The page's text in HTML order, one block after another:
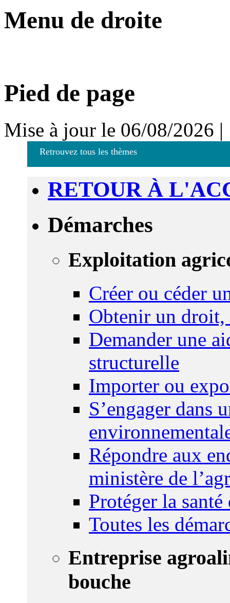
Menu de droite
Pied de page
Mise à jour le 06/08/2026 |
Retrouvez tous les thèmes
RETOUR À
Démarches
Exploitation
Créer ou céder
Obtenir un droit,
Demander une
structurelle
Importer ou
S’engager dans
Répondre aux
ministère de
Protéger la
Toutes les
Entreprise
bouche